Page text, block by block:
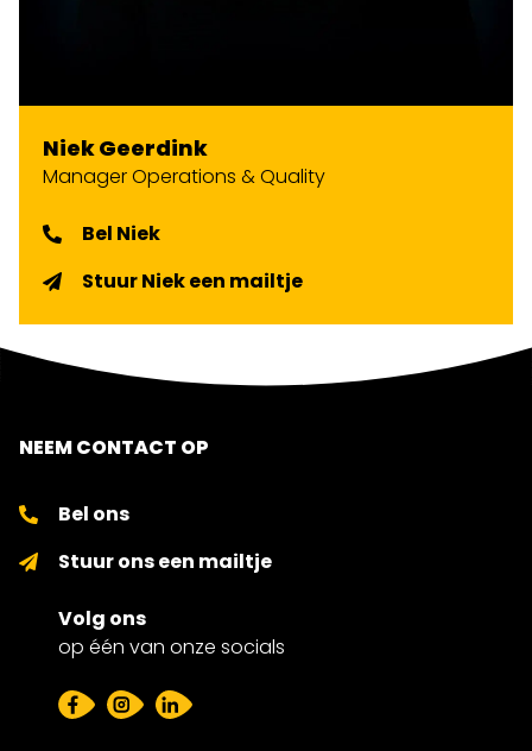
Niek Geerdink
Manager Operations & Quality
Bel Niek
Stuur Niek een mailtje
NEEM CONTACT OP
Bel ons
Stuur ons een mailtje
Volg ons
op één van onze socials